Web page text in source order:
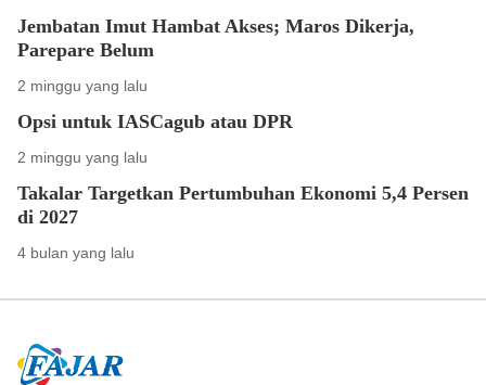
Jembatan Imut Hambat Akses; Maros Dikerja,
Parepare Belum
2 minggu yang lalu
Opsi untuk IASCagub atau DPR
2 minggu yang lalu
Takalar Targetkan Pertumbuhan Ekonomi 5,4 Persen
di 2027
4 bulan yang lalu